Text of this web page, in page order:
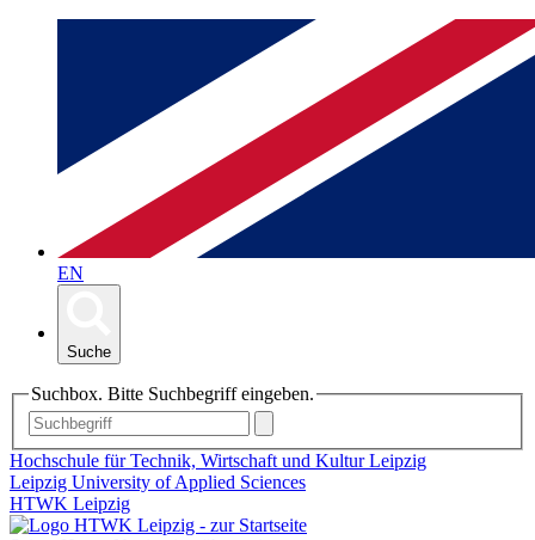
EN
Suche
Suchbox. Bitte Suchbegriff eingeben.
Hochschule für Technik, Wirtschaft und Kultur Leipzig
Leipzig University of Applied Sciences
HTWK Leipzig